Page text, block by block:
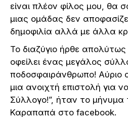
είναι πλέον φίλος μου, θα
μιας ομάδας δεν
δημοφιλία αλλά με άλλα
Το διαζύγιο ήρθε
οφείλει ένας μεγάλος
ποδοσφαιράνθρωπο! Αύριο
μια ανοιχτή επιστολή για
Σύλλογο!”, ήταν το
Καραπαπά στο facebook.